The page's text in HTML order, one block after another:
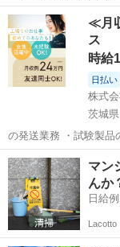
と嫌いじゃない」 そんな方におすすめ
場やコインパーキング
を確...
愛知 名古屋市
≪月
ス
時給
日払い
株式
茨城
の発送業務 ・試験製品
・メールのやり…
茨城 常陸大宮市
マン
んか
Lacotto